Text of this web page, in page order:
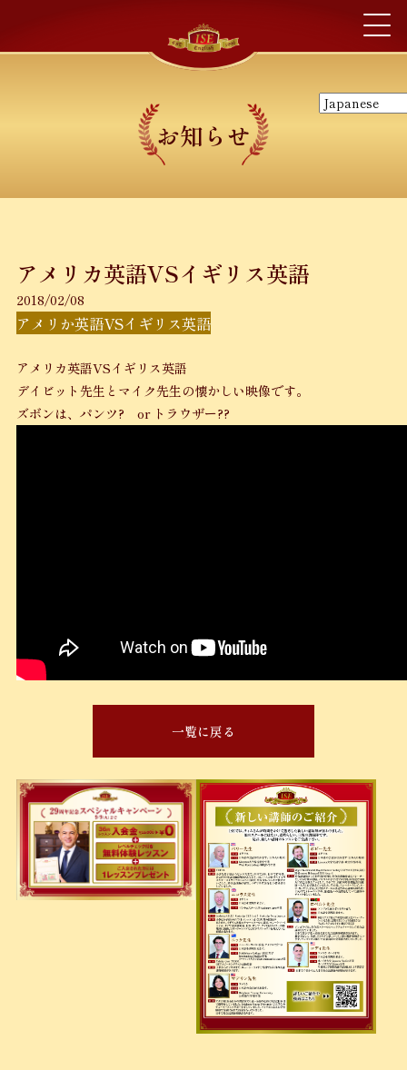
お知らせ
アメリカ英語VSイギリス英語
2018/02/08
アメリか英語VSイギリス英語
アメリカ英語VSイギリス英語
デイビット先生とマイク先生の懐かしい映像です。
ズボンは、パンツ? or トラウザー??
一覧に戻る